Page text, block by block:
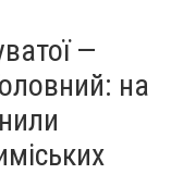
—
на